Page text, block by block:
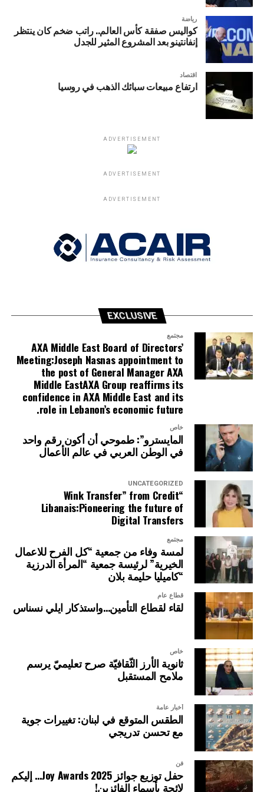
رياضة
كواليس صفقة كأس العالم.. راتب ضخم كان ينتظر
إنفانتينو بعد المشروع المثير للجدل
اقتصاد
ارتفاع مبيعات سبائك الذهب في روسيا
ADVERTISEMENT
ADVERTISEMENT
ADVERTISEMENT
EXCLUSIVE
مجتمع
AXA Middle East Board of Directors’
Meeting:Joseph Nasnas appointment to
the post of General Manager AXA
Middle EastAXA Group reaffirms its
confidence in AXA Middle East and its
role in Lebanon’s economic future.
خاص
المايسترو”: طموحي أن أكون رقم واحد
في الوطن العربي في عالم الأعمال
UNCATEGORIZED
“Wink Transfer” from Credit
Libanais:Pioneering the future of
Digital Transfers
مجتمع
لمسة وفاء من جمعية “كل الفرح للاعمال
الخيرية” لرئيسة جمعية “المرأة الدرزية
“كاميليا حليمة بلان
قطاع عام
لقاء لقطاع التأمين…واستذكار ايلي نسناس
خاص
ثانوية الأرز الثّقافيّة صرح تعليميّ يرسم
ملامح المستقبل
أخبار عامة
الطقس المتوقع في لبنان: تغييرات جوية
مع تحسن تدريجي
فن
حفل توزيع جوائز Joy Awards 2025… إليكم
لائحة بأسماء الفائزين!